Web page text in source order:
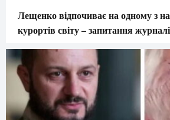
Лещенко відпочиває на одному з
курортів світу – запитання